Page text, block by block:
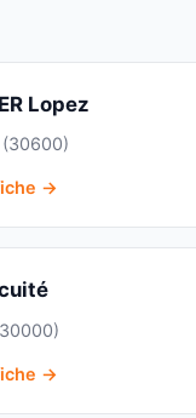
Lopez
(30600)
→
→